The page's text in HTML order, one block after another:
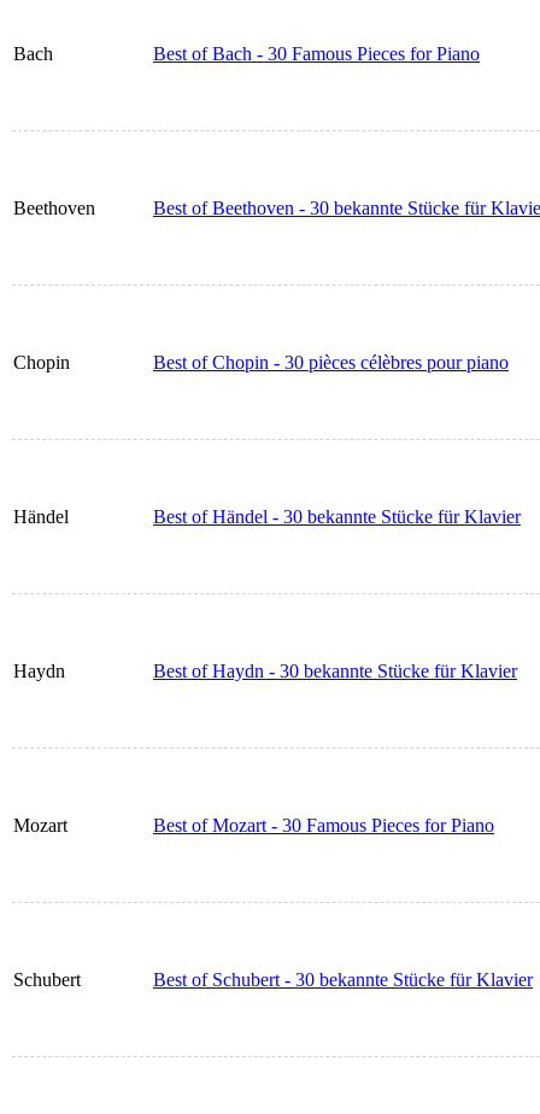
Bach Best of Bach - 30 Famous Pieces for Piano
Beethoven Best of Beethoven - 30 bekannte Stücke für
Chopin Best of Chopin - 30 pièces célèbres pour piano
Händel Best of Händel - 30 bekannte Stücke für Klavier
Haydn Best of Haydn - 30 bekannte Stücke für Klavier
Mozart Best of Mozart - 30 Famous Pieces for Piano
Schubert Best of Schubert - 30 bekannte Stücke für Klavier